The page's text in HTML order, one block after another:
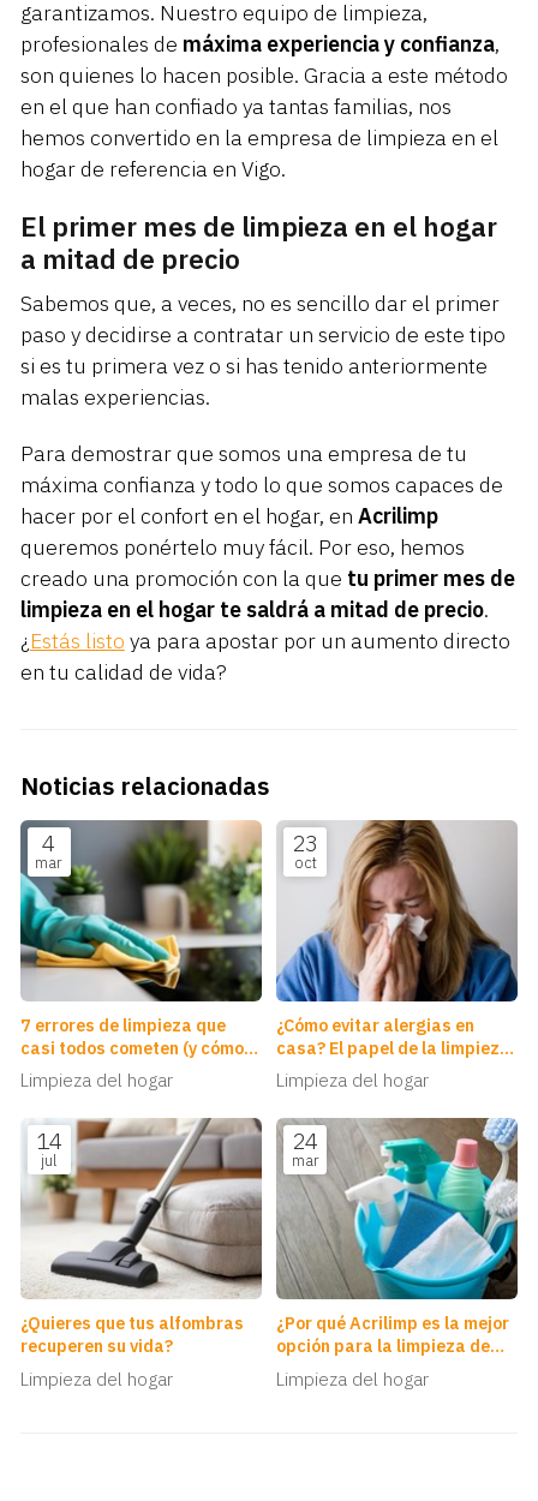
garantizamos. Nuestro equipo de limpieza,
profesionales de máxima experiencia y confianza,
son quienes lo hacen posible. Gracia a este método
en el que han confiado ya tantas familias, nos
hemos convertido en la empresa de limpieza en el
hogar de referencia en Vigo.
El primer mes de limpieza en el hogar
a mitad de precio
Sabemos que, a veces, no es sencillo dar el primer
paso y decidirse a contratar un servicio de este tipo
si es tu primera vez o si has tenido anteriormente
malas experiencias.
Para demostrar que somos una empresa de tu
máxima confianza y todo lo que somos capaces de
hacer por el confort en el hogar, en Acrilimp
queremos ponértelo muy fácil. Por eso, hemos
creado una promoción con la que tu primer mes de
limpieza en el hogar te saldrá a mitad de precio.
¿Estás listo ya para apostar por un aumento directo
en tu calidad de vida?
Noticias relacionadas
4
mar
7 errores de limpieza que
casi todos cometen (y cómo
solucionarlos)
Limpieza del hogar
23
oct
¿Cómo evitar alergias en
casa? El papel de la limpieza
profunda
Limpieza del hogar
14
jul
¿Quieres que tus alfombras
recuperen su vida?
Limpieza del hogar
24
mar
¿Por qué Acrilimp es la mejor
opción para la limpieza de
empresas en Vigo?
Limpieza del hogar